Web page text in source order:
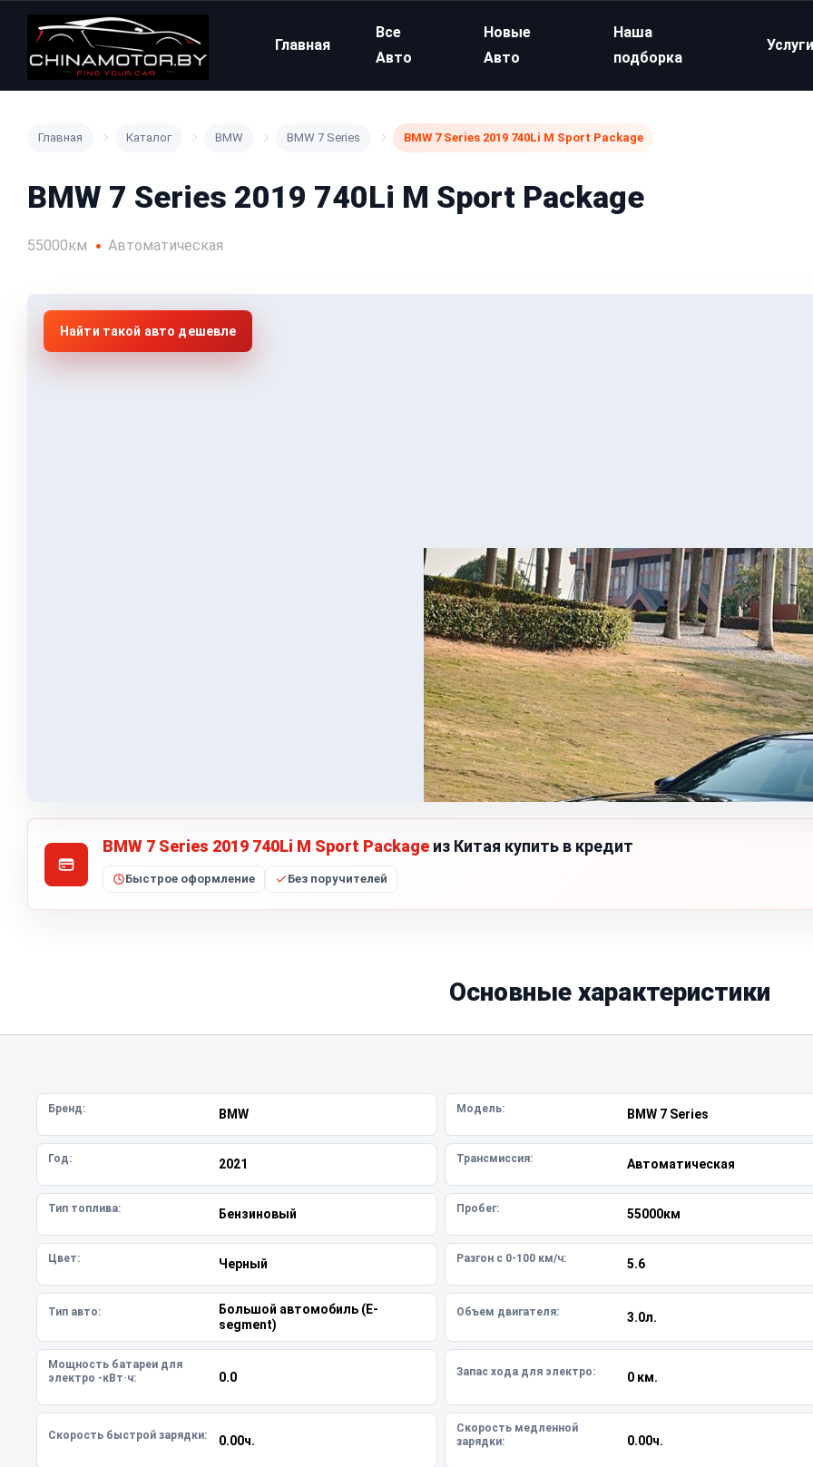
Главная
Все
Авто
Новые
Авто
Наша
подборка
Главная Каталог BMW BMW 7 Series BMW 7 Series 2019 740Li M Sport Package
BMW 7 Series 2019 740Li M Sport Package
55000км Автоматическая
Найти такой авто дешевле
BMW 7 Series 2019 740Li M Sport Package из Китая купить в кредит
Быстрое оформление Без поручителей
Основные характеристики
Бренд: BMW Модель: BMW 7 Series
Год: 2021 Трансмиссия: Автоматическая
Тип топлива: Бензиновый Пробег: 55000км
Цвет: Черный Разгон с 0-100 км/ч: 5.6
Тип авто:
Большой автомобиль (E-
segment)
Объем двигателя: 3.0л.
Мощность батареи для
электро -кВт·ч:
0.0 Запас хода для электро: 0 км.
Скорость быстрой зарядки: 0.00ч.
Скорость медленной
зарядки:
0.00ч.